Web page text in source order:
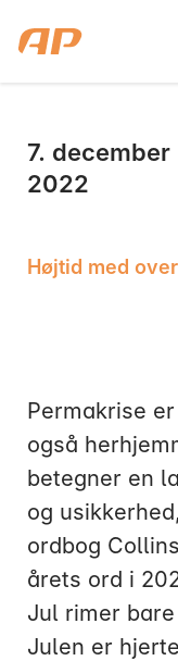
7. december
2022
Højtid med
Permakrise
også
betegner en
og
ordbog
årets ord i
Jul rimer
Julen er
Skriv til os,
Ring til os,
Mandag: